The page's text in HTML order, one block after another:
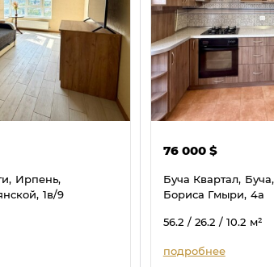
Ирпень,
1в/9
76 000 $
Буча Квартал, Буча,
Бориса Гмыри, 4а
56.2 / 26.2 / 10.2 м²
подробнее